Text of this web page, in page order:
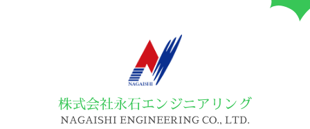
株式会社永石エンジニアリング
NAGAISHI ENGINEERING CO., LTD.